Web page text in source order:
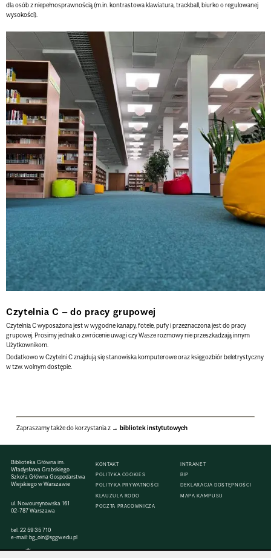
dla osób z niepełnosprawnością (m.in. kontrastowa klawiatura, trackball, biurko o regulowanej
wysokości).
Czytelnia C – do pracy grupowej
Czytelnia C wyposażona jest w wygodne kanapy, fotele, pufy i przeznaczona jest do pracy
grupowej. Prosimy jednak o zwrócenie uwagi czy Wasze rozmowy nie przeszkadzają innym
Użytkownikom.
Dodatkowo w Czytelni C znajdują się stanowiska komputerowe oraz księgozbiór beletrystyczny
w tzw. wolnym dostępie.
Zapraszamy także do korzystania z bibliotek instytutowych
Biblioteka Główna im.
Władysława Grabskiego
Szkoła Główna Gospodarstwa
Wiejskiego w Warszawie
ul. Nowoursynowska 161
02-787 Warszawa
tel. 22 59 35 710
e-mail:bg_oin@sggw.edu.pl
KONTAKT
POLITYKA COOKIES
POLITYKA PRYWATNOŚCI
KLAUZULA RODO
POCZTA PRACOWNICZA
INTRANET
BIP
DEKLARACJA DOSTĘPNOŚCI
MAPA KAMPUSU